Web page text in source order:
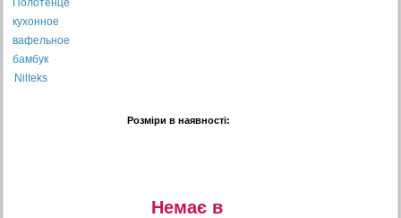
Розміри в наявності:
Немає в